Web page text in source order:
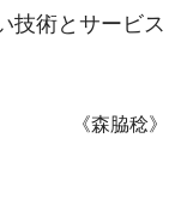
技術とサービス
《森脇稔》